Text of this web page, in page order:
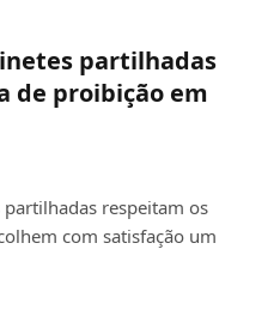
partilhadas
de proibição em
respeitam os
com satisfação um